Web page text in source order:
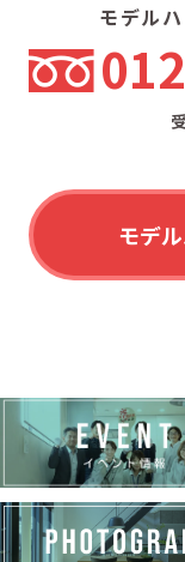
モデル
モデ